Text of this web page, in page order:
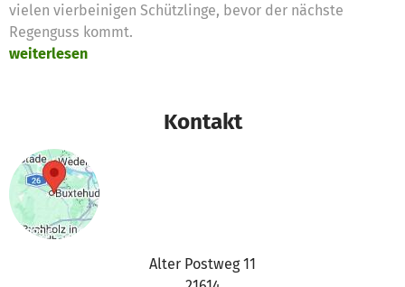
vielen vierbeinigen Schützlinge, bevor der nächste
Regenguss kommt.
weiterlesen
Kontakt
Alter Postweg 11